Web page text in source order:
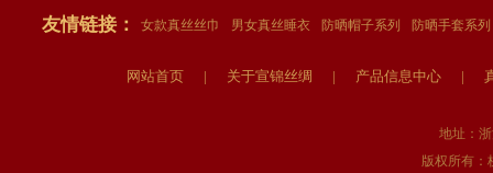
友情链接： 女款真丝丝巾 男女真丝睡衣 防晒帽子系列 防晒手套系列
网站首页 | 关于宣锦丝绸 | 产品信息中心 |
地址：
版权所有